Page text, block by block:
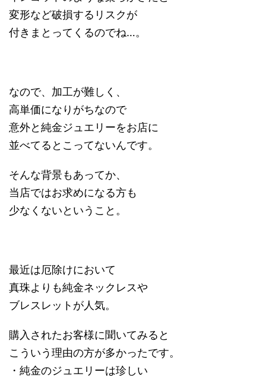
変形など破損するリスクが
付きまとってくるのでね…。
なので、加工が難しく、
高単価になりがちなので
意外と純金ジュエリーをお店に
並べてるとこってないんです。
そんな背景もあってか、
当店ではお求めになる方も
少なくないということ。
最近は厄除けにおいて
真珠よりも純金ネックレスや
ブレスレットが人気。
購入されたお客様に聞いてみると
こういう理由の方が多かったです。
・純金のジュエリーは珍しい